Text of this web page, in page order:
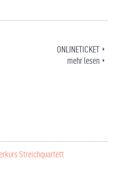
ONLINETICKET
mehr lesen